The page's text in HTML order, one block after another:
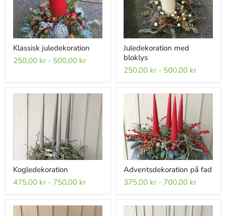
Klassisk juledekoration
250,00 kr- 500,00 kr
Juledekoration med
bloklys
250,00 kr- 500,00 kr
Kogledekoration
475,00 kr- 750,00 kr
Adventsdekoration på fad
375,00 kr- 700,00 kr